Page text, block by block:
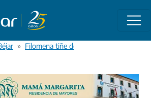
Filomena tiñe de blanco Béjar y la